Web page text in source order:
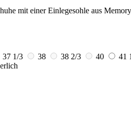
mit einer Einlegesohle aus
37 1/3 38 38 2/3 40 41